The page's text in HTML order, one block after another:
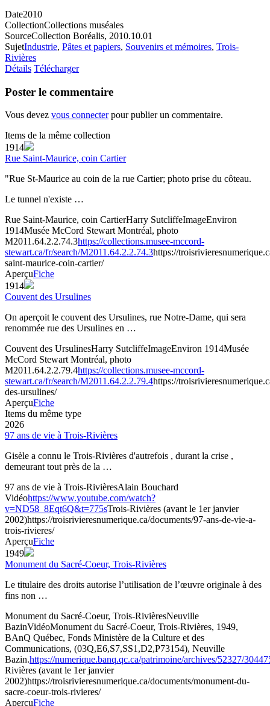
Date2010
CollectionCollections muséales
SourceCollection Boréalis, 2010.10.01
SujetIndustrie, Pâtes et papiers, Souvenirs et mémoires, Trois-
Rivières
Détails Télécharger
Poster le commentaire
Vous devez vous connecterpour publier un commentaire.
Items de la même collection
1914
Rue Saint-Maurice, coin Cartier
"Rue St-Maurice au coin de la rue Cartier; photo prise du côteau.
Le tunnel n'existe …
Rue Saint-Maurice, coin CartierHarry SutcliffeImageEnviron
1914Musée McCord Stewart Montréal, photo
M2011.64.2.2.74.3https://collections.musee-mccord-
stewart.ca/fr/search/M2011.64.2.2.74.3https://
saint-maurice-coin-cartier/
AperçuFiche
1914
Couvent des Ursulines
On aperçoit le couvent des Ursulines, rue Notre-Dame, qui sera
renommée rue des Ursulines en …
Couvent des UrsulinesHarry SutcliffeImageEnviron 1914Musée
McCord Stewart Montréal, photo
M2011.64.2.2.79.4https://collections.musee-mccord-
stewart.ca/fr/search/M2011.64.2.2.79.4https://
des-ursulines/
AperçuFiche
Items du même type
2026
97 ans de vie à Trois-Rivières
Gisèle a connu le Trois-Rivières d'autrefois , durant la crise ,
demeurant tout près de la …
97 ans de vie à Trois-RivièresAlain Bouchard
Vidéohttps://www.youtube.com/watch?
v=ND58_8Eqt6Q&t=775sTrois-Rivières (avant le 1er janvier
2002)https://troisrivieresnumerique.ca/documents/97-ans-de-vie-a-
trois-rivieres/
AperçuFiche
1949
Monument du Sacré-Coeur, Trois-Rivières
Le titulaire des droits autorise l’utilisation de l’œuvre originale à des
fins non …
Monument du Sacré-Coeur, Trois-RivièresNeuville
BazinVidéoMonument du Sacré-Coeur, Trois-Rivières, 1949,
BAnQ Québec, Fonds Ministère de la Culture et des
Communications, (03Q,E6,S7,SS1,D2,P73154), Neuville
Bazin.https://numerique.banq.qc.ca/patrimoine/archives/52327/
Rivières (avant le 1er janvier
2002)https://troisrivieresnumerique.ca/documents/monument-du-
sacre-coeur-trois-rivieres/
AperçuFiche